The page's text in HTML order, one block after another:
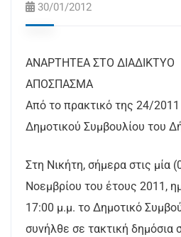
30/01/2012
ΑΝΑΡΤΗΤΕΑ ΣΤΟ ΔΙΑΔΙΚΤΥΟ
ΑΠΟΣΠΑΣΜΑ
Από το πρακτικό της 24/
Δημοτικού Συμβουλίου του
Στη Νικήτη, σήμερα στις μία
Νοεμβρίου του έτους 2011,
17:00 μ.μ. το Δημοτικό
συνήλθε σε τακτική δημόσια